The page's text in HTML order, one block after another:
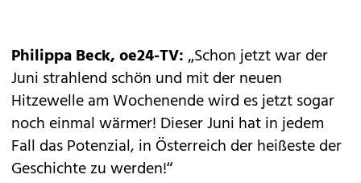
Philippa Beck, oe24-TV:„Schon jetzt war der
Juni strahlend schön und mit der neuen
Hitzewelle am Wochenende wird es jetzt sogar
noch einmal wärmer! Dieser Juni hat in jedem
Fall das Potenzial, in Österreich der heißeste der
Geschichte zu werden!“